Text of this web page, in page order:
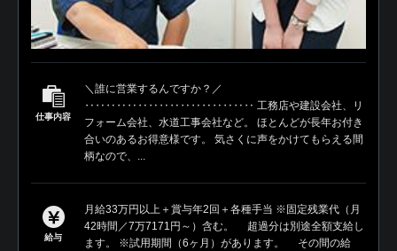
仕事内容
＼誰に営業するんですか？／
‥‥‥‥‥‥‥‥‥‥‥‥‥‥‥‥ 工務店や建設会社、リ
フォーム会社、水道工事会社など。 ほとんどが長年お付き
合いのあるお得意様です。 気さくに声をかけてもらえる間
柄なので、...
給与
月給33万円以上＋賞与年2回＋各種手当 ※固定残業代（月
42時間／7万7171円～）含む。 超過分は別途全額支給し
ます。 ※試用期間（6ヶ月）があります。 その間の給